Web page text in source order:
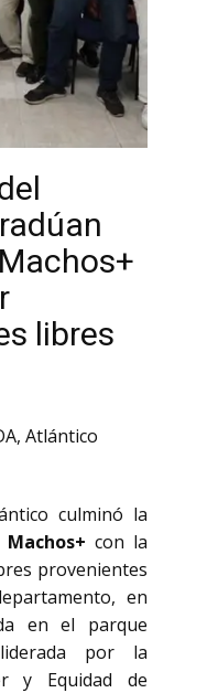
libres
, Atlántico
culminó la
Machos+ con la
provenientes
en
en el parque
por la
y Equidad de